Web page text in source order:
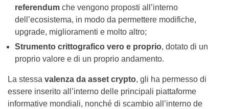
referendum che vengono proposti all’interno
dell’ecosistema, in modo da permettere modifiche,
upgrade, miglioramenti e molto altro;
Strumento crittografico vero e proprio, dotato di un
proprio valore e di un proprio andamento.
La stessa valenza da asset crypto, gli ha permesso di
essere inserito all’interno delle principali piattaforme
informative mondiali, nonché di scambio all’interno de